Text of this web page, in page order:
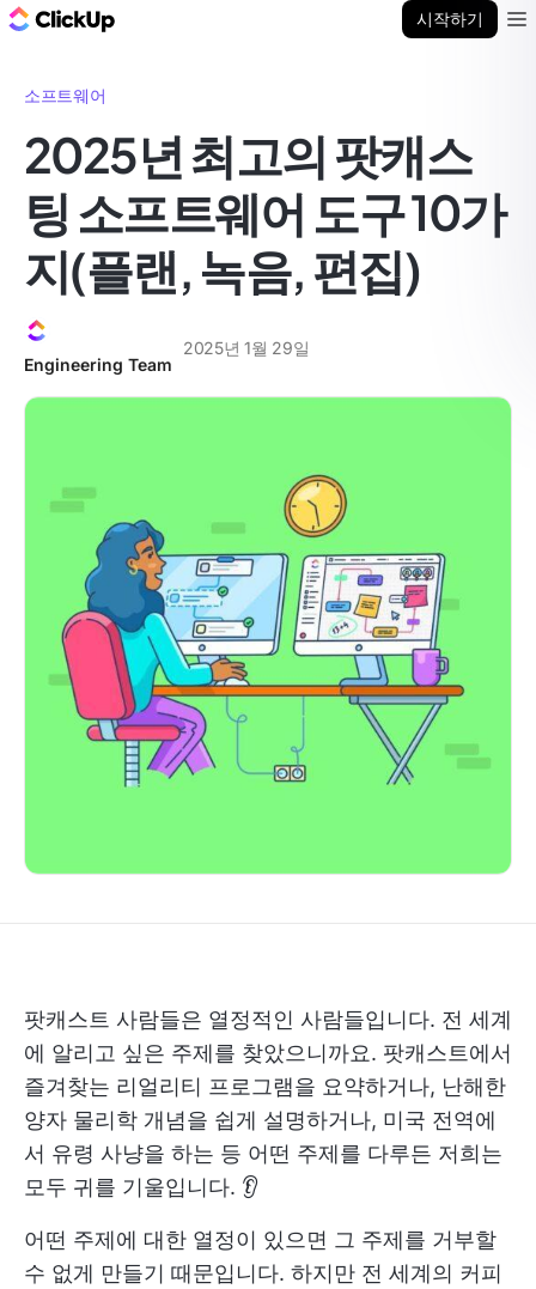
시작하기
소프트웨어
2025년 최고의 팟캐스
팅 소프트웨어 도구 10가
지(플랜, 녹음, 편집)
Engineering Team
2025년 1월 29일
팟캐스트 사람들은 열정적인 사람들입니다. 전 세계
에 알리고 싶은 주제를 찾았으니까요. 팟캐스트에서
즐겨찾는 리얼리티 프로그램을 요약하거나, 난해한
양자 물리학 개념을 쉽게 설명하거나, 미국 전역에
서 유령 사냥을 하는 등 어떤 주제를 다루든 저희는
모두 귀를 기울입니다. 👂
어떤 주제에 대한 열정이 있으면 그 주제를 거부할
수 없게 만들기 때문입니다. 하지만 전 세계의 커피